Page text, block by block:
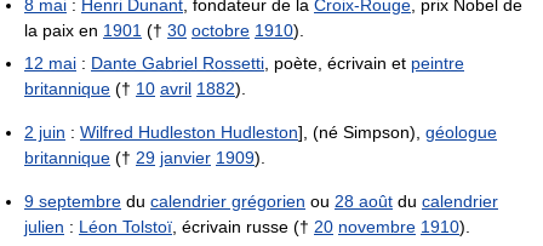
8 mai : Henri Dunant, fondateur de la Croix-Rouge, prix Nobel de
la paix en 1901 († 30 octobre 1910).
12 mai : Dante Gabriel Rossetti, poète, écrivain et peintre
britannique († 10 avril 1882).
2 juin : Wilfred Hudleston Hudleston], (né Simpson), géologue
britannique († 29 janvier 1909).
9 septembre du calendrier grégorien ou 28 août du calendrier
julien : Léon Tolstoï, écrivain russe († 20 novembre 1910).